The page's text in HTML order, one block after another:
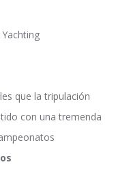
que la tripulación
con una tremenda